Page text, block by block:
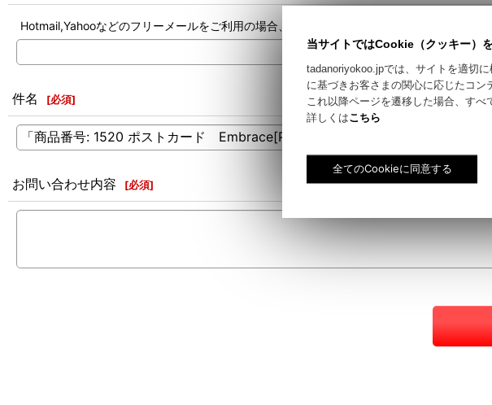
Hotmail,Yahooなどのフリーメールをご利用の場合、迷惑メールとして処理される可能性が
件名 [必須]
お問い合わせ内容 [必須]
当サイトではCookie（クッキー）
tadanoriyokoo.jpでは、サイトを適切
に基づきお客さまの関心に応じたコン
これ以降ページを遷移した場合、すべ
詳しくはこちら